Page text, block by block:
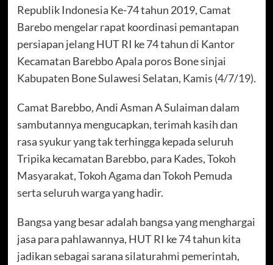
Republik Indonesia Ke-74 tahun 2019, Camat
Barebo mengelar rapat koordinasi pemantapan
persiapan jelang HUT RI ke 74 tahun di Kantor
Kecamatan Barebbo Apala poros Bone sinjai
Kabupaten Bone Sulawesi Selatan, Kamis (4/7/19).
Camat Barebbo, Andi Asman A Sulaiman dalam
sambutannya mengucapkan, terimah kasih dan
rasa syukur yang tak terhingga kepada seluruh
Tripika kecamatan Barebbo, para Kades, Tokoh
Masyarakat, Tokoh Agama dan Tokoh Pemuda
serta seluruh warga yang hadir.
Bangsa yang besar adalah bangsa yang menghargai
jasa para pahlawannya, HUT RI ke 74 tahun kita
jadikan sebagai sarana silaturahmi pemerintah,